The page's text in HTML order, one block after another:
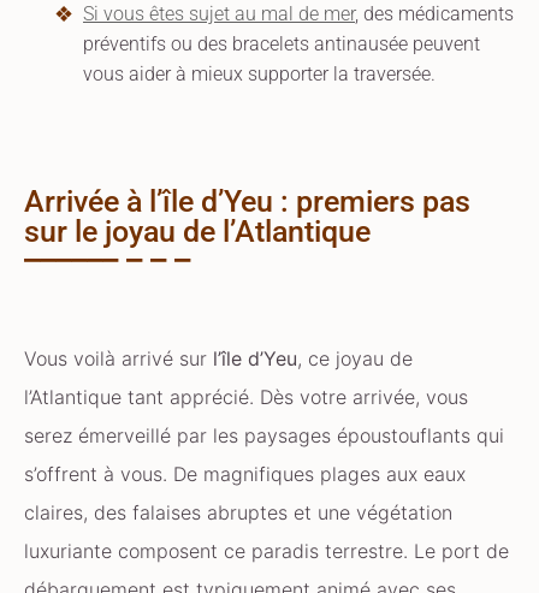
Si vous êtes sujet au mal de mer, des médicaments
préventifs ou des bracelets antinausée peuvent
vous aider à mieux supporter la traversée.
Arrivée à l’île d’Yeu : premiers pas
sur le joyau de l’Atlantique
Vous voilà arrivé sur l’île d’Yeu, ce joyau de
l’Atlantique tant apprécié. Dès votre arrivée, vous
serez émerveillé par les paysages époustouflants qui
s’offrent à vous. De magnifiques plages aux eaux
claires, des falaises abruptes et une végétation
luxuriante composent ce paradis terrestre. Le port de